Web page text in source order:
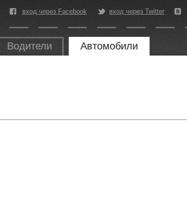
вход через Facebook вход через Twitter
Водители Автомобили